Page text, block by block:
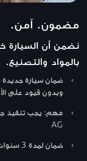
مضمون. آمن.
نضمن أن السيارة
بالمواد والتصنيع.
›
ضمان سيارة جديدة
وبدون قيود على
›
AG
›
ضمان لمدة 3 سنوات ضد أضرار الطلاء.